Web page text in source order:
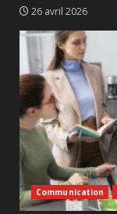
26 avril 2026
Communication